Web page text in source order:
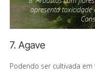
apresenta toxicidade
7. Agave
Podendo ser cultivada